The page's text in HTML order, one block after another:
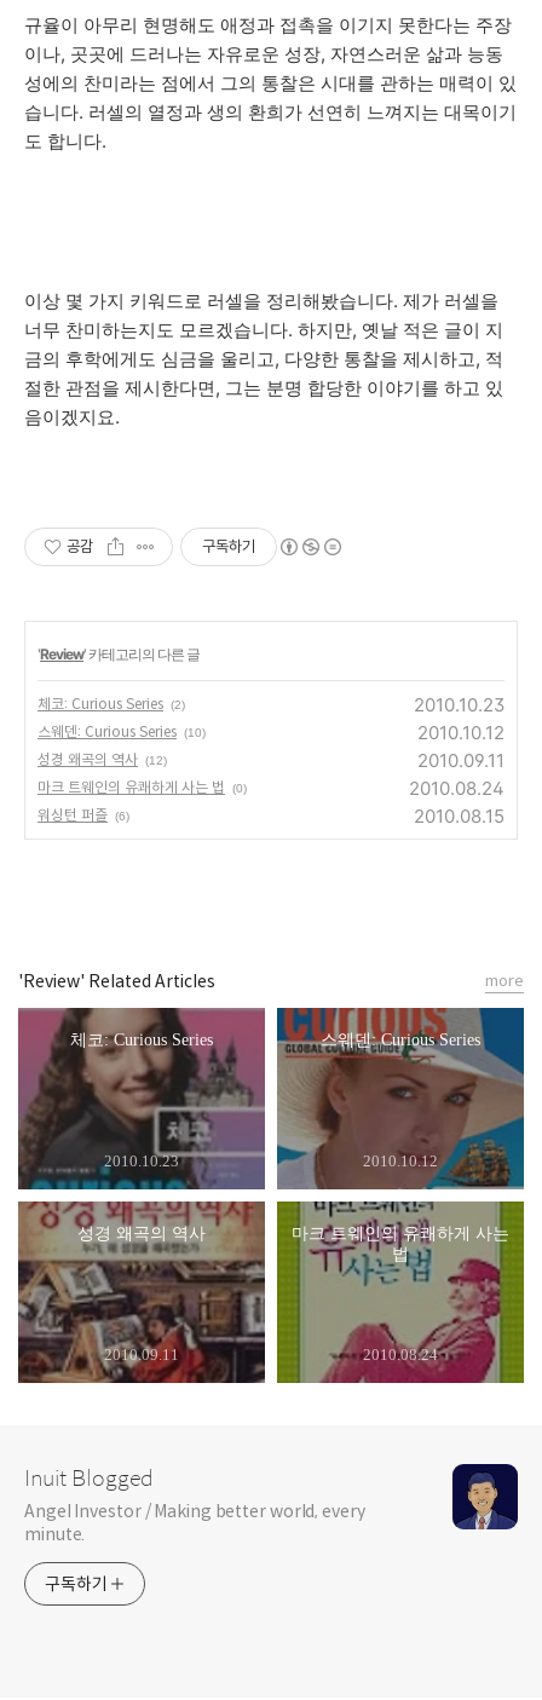
규율이 아무리 현명해도 애정과 접촉을 이기지 못한다는 주장
이나, 곳곳에 드러나는 자유로운 성장, 자연스러운 삶과 능동
성에의 찬미라는 점에서 그의 통찰은 시대를 관하는 매력이 있
습니다. 러셀의 열정과 생의 환희가 선연히 느껴지는 대목이기
도 합니다.
이상 몇 가지 키워드로 러셀을 정리해봤습니다. 제가 러셀을
너무 찬미하는지도 모르겠습니다. 하지만, 옛날 적은 글이 지
금의 후학에게도 심금을 울리고, 다양한 통찰을 제시하고, 적
절한 관점을 제시한다면, 그는 분명 합당한 이야기를 하고 있
음이겠지요.
공감 구독하기
'Review' 카테고리의 다른 글
체코: Curious Series (2) 2010.10.23
스웨덴: Curious Series (10) 2010.10.12
성경 왜곡의 역사 (12) 2010.09.11
마크 트웨인의 유쾌하게 사는 법 (0) 2010.08.24
워싱턴 퍼즐 (6) 2010.08.15
'Review' Related Articles
체코: Curious Series
2010.10.23
스웨덴: Curious Series
2010.10.12
성경 왜곡의 역사
2010.09.11
마크 트웨인의 유쾌하게 사는
법
2010.08.24
more
Inuit Blogged
Angel Investor / Making better world, every
minute.
구독하기